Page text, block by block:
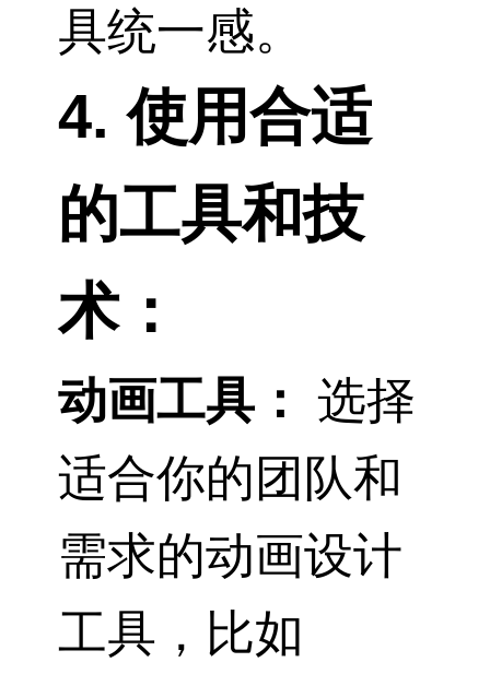
具统一感。
4. 使用合适
的工具和技
术：
动画工具： 选择
适合你的团队和
需求的动画设计
工具，比如